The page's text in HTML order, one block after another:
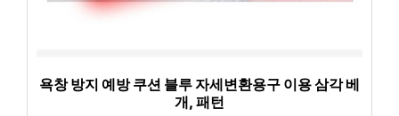
욕창 방지 예방 쿠션 블루 자세변환용구 이용 삼각 베
개, 패턴